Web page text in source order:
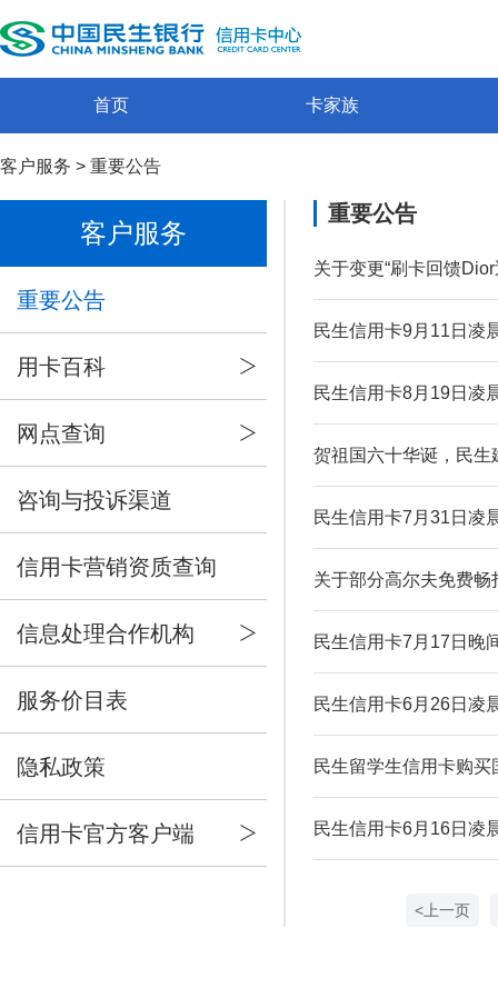
首页 卡家族
客户服务 > 重要公告
客户服务
重要公告
用卡百科
网点查询
咨询与投诉渠道
信用卡营销资质查询
信息处理合作机构
服务价目表
隐私政策
信用卡官方客户端
重要公告
关于变更“刷卡回馈
民生信用卡9月11日凌
民生信用卡8月19日凌
贺祖国六十华诞，民
民生信用卡7月31日凌
关于部分高尔夫免费
民生信用卡7月17日晚
民生信用卡6月26日凌
民生留学生信用卡购
民生信用卡6月16日凌
<上一页